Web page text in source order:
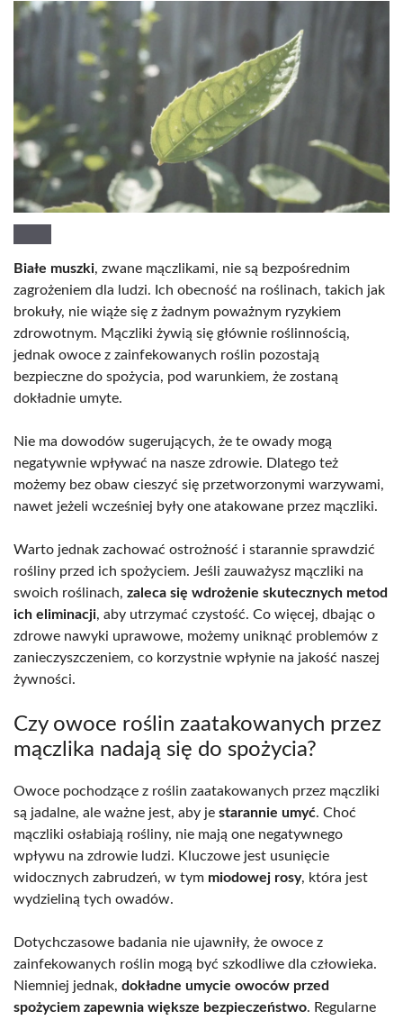
Białe muszki, zwane mączlikami, nie są bezpośrednim
zagrożeniem dla ludzi. Ich obecność na roślinach, takich jak
brokuły, nie wiąże się z żadnym poważnym ryzykiem
zdrowotnym. Mączliki żywią się głównie roślinnością,
jednak owoce z zainfekowanych roślin pozostają
bezpieczne do spożycia, pod warunkiem, że zostaną
dokładnie umyte.
Nie ma dowodów sugerujących, że te owady mogą
negatywnie wpływać na nasze zdrowie. Dlatego też
możemy bez obaw cieszyć się przetworzonymi warzywami,
nawet jeżeli wcześniej były one atakowane przez mączliki.
Warto jednak zachować ostrożność i starannie sprawdzić
rośliny przed ich spożyciem. Jeśli zauważysz mączliki na
swoich roślinach, zaleca się wdrożenie skutecznych metod
ich eliminacji, aby utrzymać czystość. Co więcej, dbając o
zdrowe nawyki uprawowe, możemy uniknąć problemów z
zanieczyszczeniem, co korzystnie wpłynie na jakość naszej
żywności.
Czy owoce roślin zaatakowanych przez
mączlika nadają się do spożycia?
Owoce pochodzące z roślin zaatakowanych przez mączliki
są jadalne, ale ważne jest, aby je starannie umyć. Choć
mączliki osłabiają rośliny, nie mają one negatywnego
wpływu na zdrowie ludzi. Kluczowe jest usunięcie
widocznych zabrudzeń, w tym miodowej rosy, która jest
wydzieliną tych owadów.
Dotychczasowe badania nie ujawniły, że owoce z
zainfekowanych roślin mogą być szkodliwe dla człowieka.
Niemniej jednak, dokładne umycie owoców przed
spożyciem zapewnia większe bezpieczeństwo. Regularne